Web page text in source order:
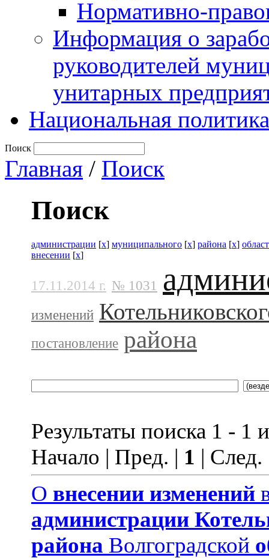
Нормативно-
Информация о
руководителей
унитарных
Национальная политика
Поиск
Главная / Поиск
Поиск
администрации [x] муниципального [x] района [x]
внесении [x]
17.11.2014 г. № 1031
изменений
постановление района
Результаты поиска 1 - 1
Начало | Пред. | 1 |
О внесении изменений
администрации
района Волгоградской